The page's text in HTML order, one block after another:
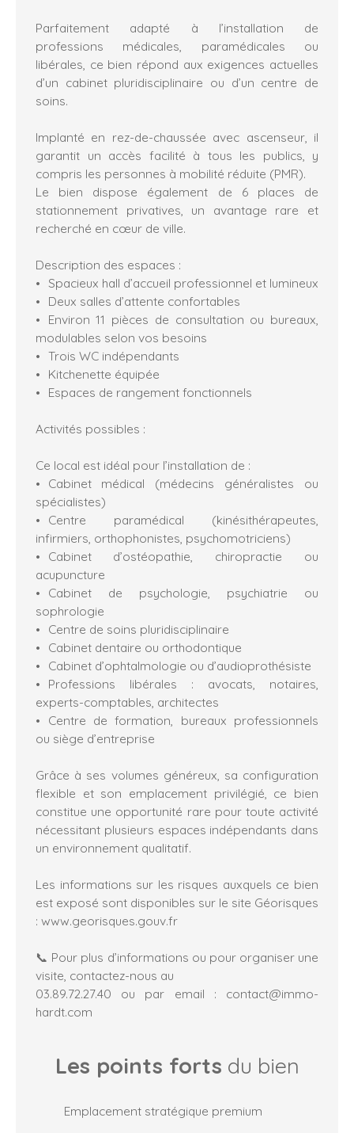
Parfaitement adapté à l’installation de
professions médicales, paramédicales ou
libérales, ce bien répond aux exigences actuelles
d’un cabinet pluridisciplinaire ou d’un centre de
soins.
Implanté en rez-de-chaussée avec ascenseur, il
garantit un accès facilité à tous les publics, y
compris les personnes à mobilité réduite (PMR).
Le bien dispose également de 6 places de
stationnement privatives, un avantage rare et
recherché en cœur de ville.
Description des espaces :
Spacieux hall d’accueil professionnel et lumineux
Deux salles d’attente confortables
Environ 11 pièces de consultation ou bureaux,
modulables selon vos besoins
Trois WC indépendants
Kitchenette équipée
Espaces de rangement fonctionnels
Activités possibles :
Ce local est idéal pour l’installation de :
Cabinet médical (médecins généralistes ou
spécialistes)
Centre paramédical (kinésithérapeutes,
infirmiers, orthophonistes, psychomotriciens)
Cabinet d’ostéopathie, chiropractie ou
acupuncture
Cabinet de psychologie, psychiatrie ou
sophrologie
Centre de soins pluridisciplinaire
Cabinet dentaire ou orthodontique
Cabinet d’ophtalmologie ou d’audioprothésiste
Professions libérales : avocats, notaires,
experts-comptables, architectes
Centre de formation, bureaux professionnels
ou siège d’entreprise
Grâce à ses volumes généreux, sa configuration
flexible et son emplacement privilégié, ce bien
constitue une opportunité rare pour toute activité
nécessitant plusieurs espaces indépendants dans
un environnement qualitatif.
Les informations sur les risques auxquels ce bien
est exposé sont disponibles sur le site Géorisques
: www.georisques.gouv.fr
📞 Pour plus d’informations ou pour organiser une
visite, contactez-nous au
03.89.72.27.40 ou par email : contact@immo-
hardt.com
Les points forts du bien
Emplacement stratégique premium